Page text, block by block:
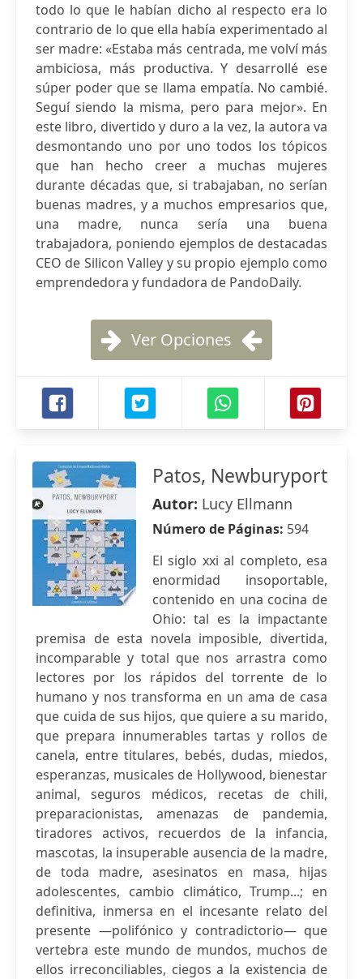
todo lo que le habían dicho al respecto era lo
contrario de lo que ella había experimentado al
ser madre: «Estaba más centrada, me volví más
ambiciosa, más productiva. Y desarrollé ese
súper poder que se llama empatía. No cambié.
Seguí siendo la misma, pero para mejor». En
este libro, divertido y duro a la vez, la autora va
desmontando uno por uno todos los tópicos
que han hecho creer a muchas mujeres
durante décadas que, si trabajaban, no serían
buenas madres, y a muchos empresarios que,
una madre, nunca sería una buena
trabajadora, poniendo ejemplos de destacadas
CEO de Silicon Valley y su propio ejemplo como
emprendedora y fundadora de PandoDaily.
Ver Opciones
Patos, Newburyport
Autor: Lucy Ellmann
Número de Páginas: 594
El siglo xxi al completo, esa
enormidad insoportable,
contenido en una cocina de
Ohio: tal es la impactante
premisa de esta novela imposible, divertida,
incomparable y total que nos arrastra como
lectores por los rápidos del torrente de lo
humano y nos transforma en un ama de casa
que cuida de sus hijos, que quiere a su marido,
que prepara innumerables tartas y rollos de
canela, entre titulares, bebés, dudas, miedos,
esperanzas, musicales de Hollywood, bienestar
animal, seguros médicos, recetas de chili,
preparacionistas, amenazas de pandemia,
tiradores activos, recuerdos de la infancia,
mascotas, la insuperable ausencia de la madre,
de toda madre, asesinatos en masa, hijas
adolescentes, cambio climático, Trump...; en
definitiva, inmersa en el incesante relato del
presente —polifónico y contradictorio— que
vertebra este mundo de mundos, muchos de
ellos irreconciliables, ciegos a la existencia de